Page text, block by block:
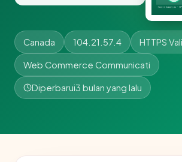
Canada 104.21.57.4 HTTPS
Web Commerce Communicati
Diperbarui3 bulan yang lalu